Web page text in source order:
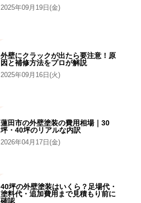
2025年09月19日(金)
外壁にクラックが出たら要注意！原
因と補修方法をプロが解説
2025年09月16日(火)
蓮田市の外壁塗装の費用相場｜30
坪・40坪のリアルな内訳
2026年04月17日(金)
40坪の外壁塗装はいくら？足場代・
塗料代・追加費用まで見積もり前に
確認